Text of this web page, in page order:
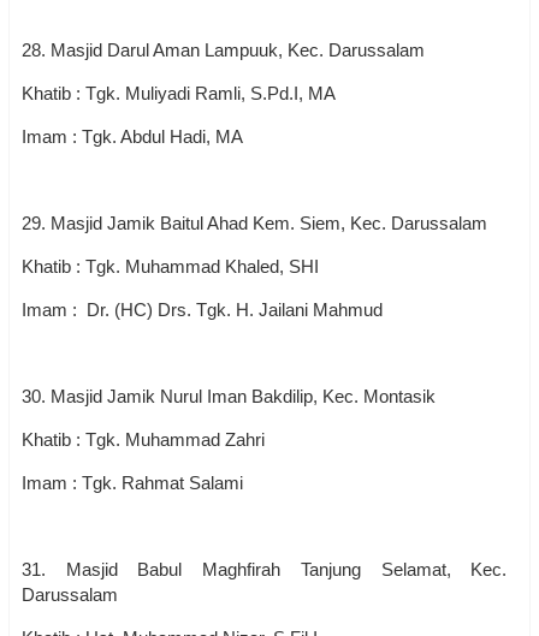
28. Masjid Darul Aman Lampuuk, Kec. Darussalam
Khatib : Tgk. Muliyadi Ramli, S.Pd.I, MA
Imam : Tgk. Abdul Hadi, MA
29. Masjid Jamik Baitul Ahad Kem. Siem, Kec. Darussalam
Khatib : Tgk. Muhammad Khaled, SHI
Imam : Dr. (HC) Drs. Tgk. H. Jailani Mahmud
30. Masjid Jamik Nurul Iman Bakdilip, Kec. Montasik
Khatib : Tgk. Muhammad Zahri
Imam : Tgk. Rahmat Salami
31. Masjid Babul Maghfirah Tanjung Selamat, Kec.
Darussalam